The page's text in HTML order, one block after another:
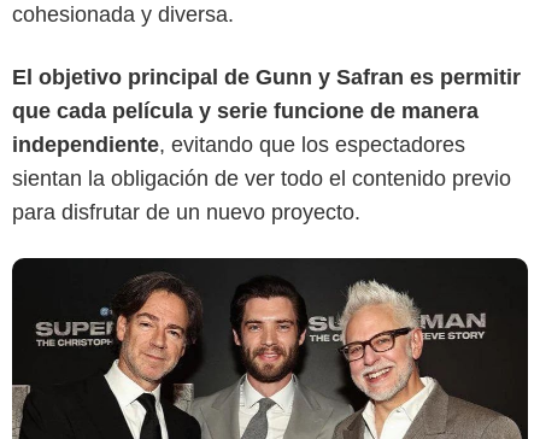
cohesionada y diversa.
El objetivo principal de Gunn y Safran es permitir
que cada película y serie funcione de manera
independiente, evitando que los espectadores
sientan la obligación de ver todo el contenido previo
para disfrutar de un nuevo proyecto.